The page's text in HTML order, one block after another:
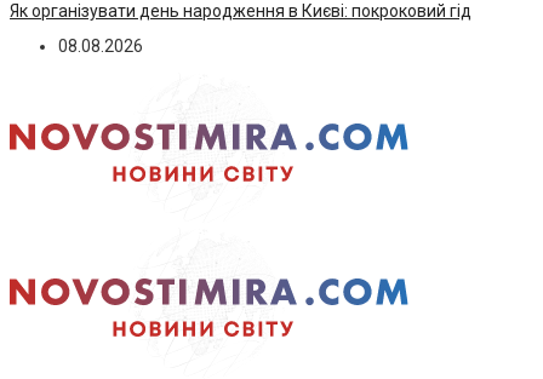
Як організувати день народження в Києві: покроковий гід
08.08.2026